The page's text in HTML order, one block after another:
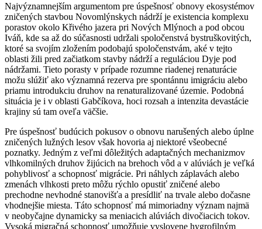
Najvýznamnejším argumentom pre úspešnosť obnovy ekosystémov
zničených stavbou Novomlýnskych nádrží je existencia komplexu
porastov okolo Křivého jazera pri Nových Mlýnoch a pod obcou
Iváň, kde sa až do súčasnosti udržali spoločenstvá bystruškovitých,
ktoré sa svojím zložením podobajú spoločenstvám, aké v tejto
oblasti žili pred začiatkom stavby nádrží a reguláciou Dyje pod
nádržami. Tieto porasty v prípade rozumne riadenej renaturácie
možu slúžiť ako významná rezerva pre spontánnu imigráciu alebo
priamu introdukciu druhov na renaturalizované územie. Podobná
situácia je i v oblasti Gabčíkova, hoci rozsah a intenzita devastácie
krajiny sú tam oveľa väčšie.
Pre úspešnosť budúcich pokusov o obnovu narušených alebo úplne
zničených lužných lesov však hovoria aj niektoré všeobecné
poznatky. Jedným z veľmi dôležitých adaptačných mechanizmov
vlhkomilných druhov žijúcich na brehoch vôd a v alúviách je veľká
pohyblivosť a schopnosť migrácie. Pri náhlych záplavách alebo
zmenách vlhkosti preto môžu rýchlo opustiť zničené alebo
prechodne nevhodné stanovišťa a presídliť na trvale alebo dočasne
vhodnejšie miesta. Táto schopnosť má mimoriadny význam najmä
v neobyčajne dynamicky sa meniacich alúviách divočiacich tokov.
Vysoká migračná schopnosť umožňuje vyslovene hygrofilným